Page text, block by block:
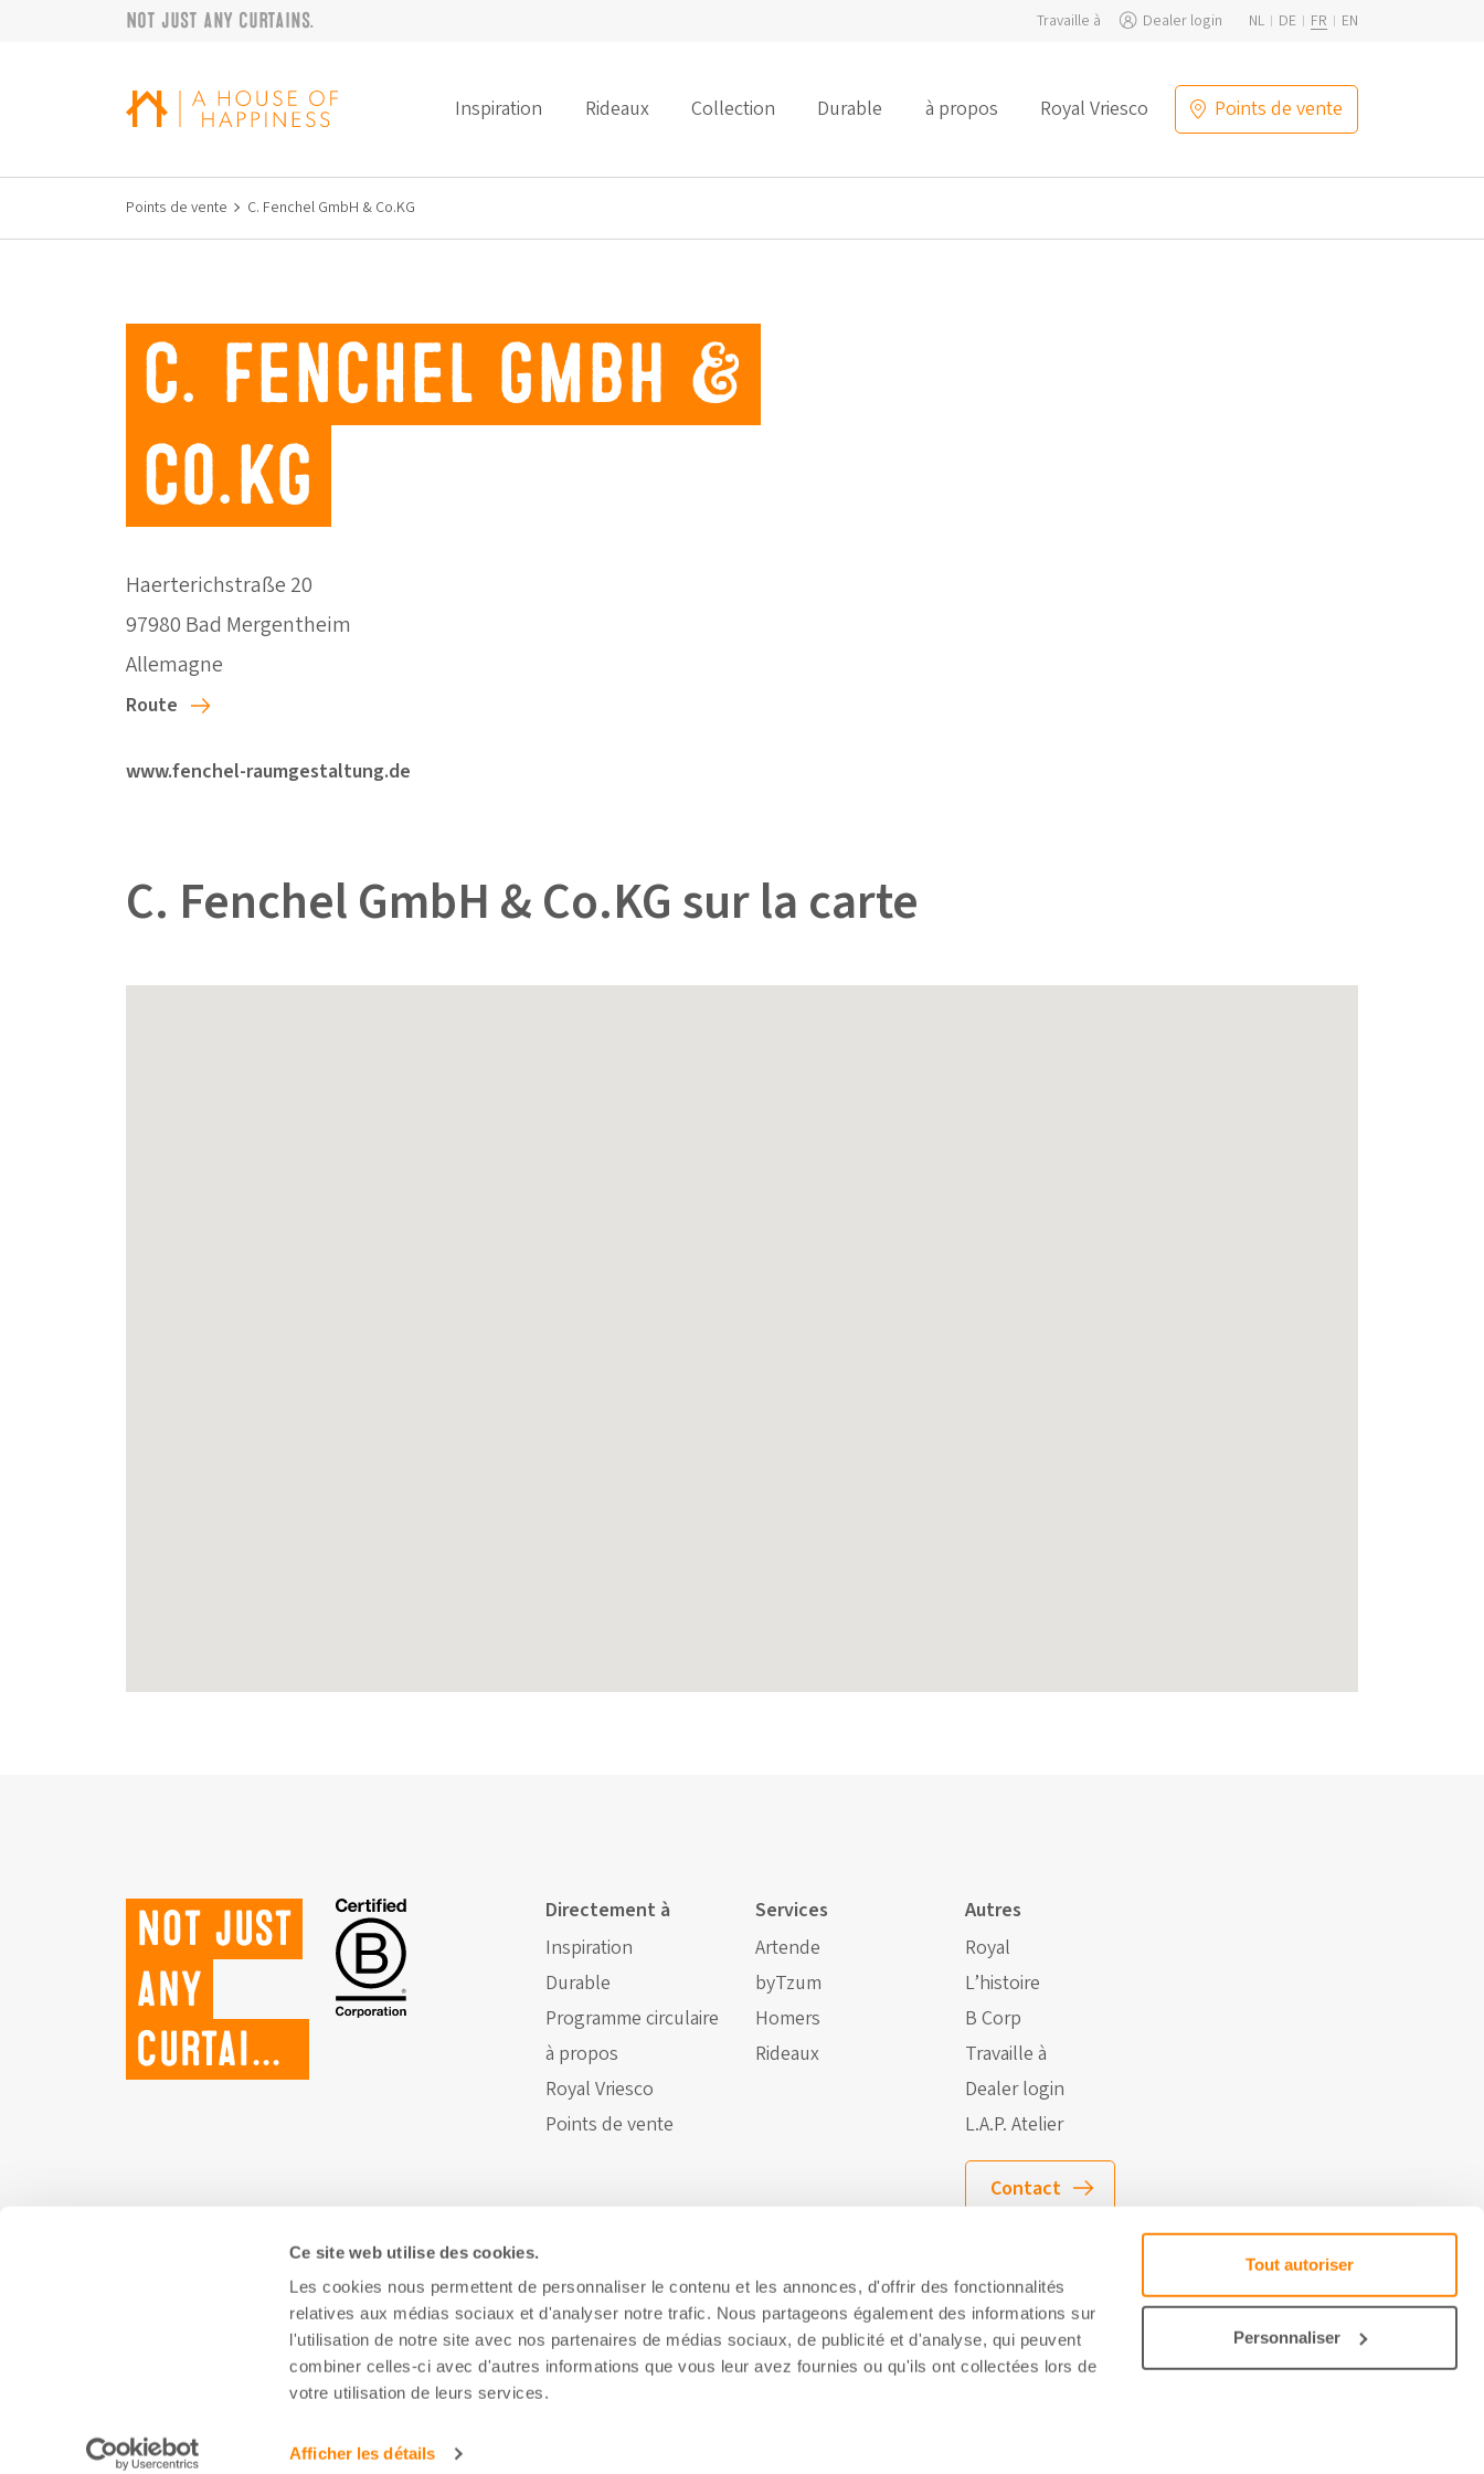
Ce site web utilise des cookies.
Les cookies nous permettent de personnaliser le contenu et les annonces, d'offrir des fonctionnalités
relatives aux médias sociaux et d'analyser notre trafic. Nous partageons également des informations sur
l'utilisation de notre site avec nos partenaires de médias sociaux, de publicité et d'analyse, qui peuvent
combiner celles-ci avec d'autres informations que vous leur avez fournies ou qu'ils ont collectées lors de
votre utilisation de leurs services.
Afficher les détails
Tout autoriser
Personnaliser
Sauter à la navigation
Sauter au contenu principal
Not just any curtains. Travaille à Dealer login NL DE FR EN
Inspiration Rideaux Collection Durable à propos Royal Vriesco Points de vente
Points de vente C. Fenchel GmbH & Co.KG
C. Fenchel GmbH &
Co.KG
Haerterichstraße 20
97980 Bad Mergentheim
Allemagne
Route
www.fenchel-raumgestaltung.de
C. Fenchel GmbH & Co.KG sur la carte
Not just
any
Directement à
Inspiration
Durable
Programme circulaire
à propos
Royal Vriesco
Points de vente
Services
Artende
byTzum
Homers
Rideaux
Autres
Royal
L’histoire
B Corp
Travaille à
Dealer login
L.A.P. Atelier
Contact